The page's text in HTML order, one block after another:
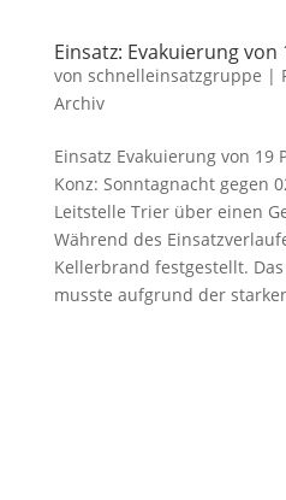
Einsatz: Evakuierung von
von schnelleinsatzgruppe |
Archiv
Einsatz Evakuierung von 19
Konz: Sonntagnacht gegen
Leitstelle Trier über einen
Während des
Kellerbrand festgestellt.
musste aufgrund der